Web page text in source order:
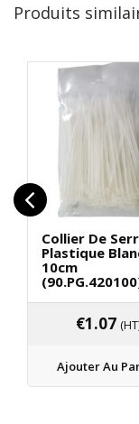
Produits
Collier De
Plastique
10cm
€1.07
Ajouter Au